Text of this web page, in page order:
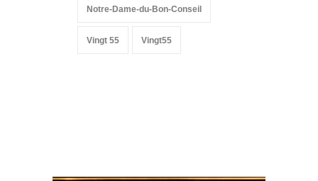
Notre-Dame-du-Bon-Conseil
Vingt 55 Vingt55